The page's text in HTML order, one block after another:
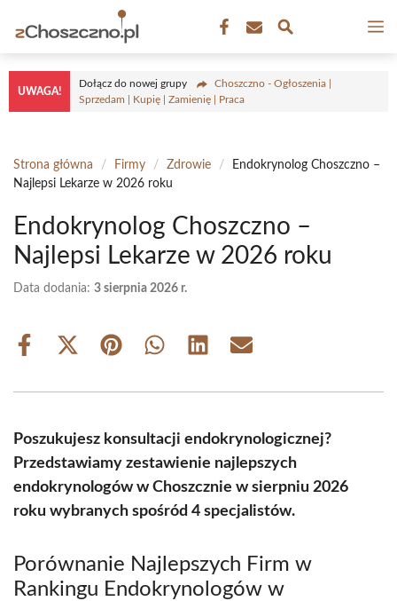
treści
UWAGA!
Dołącz do nowej grupy
Choszczno - Ogłoszenia |
Sprzedam | Kupię | Zamienię | Praca
Strona główna / Firmy / Zdrowie /
Endokrynolog Choszczno –
Najlepsi Lekarze w 2026 roku
Endokrynolog Choszczno –
Najlepsi Lekarze w 2026 roku
Data dodania: 3 sierpnia 2026 r.
Share
Share
(Twitter)
Share Share Share Share
Poszukujesz konsultacji endokrynologicznej?
Przedstawiamy zestawienie najlepszych
endokrynologów w Choszcznie w sierpniu 2026
roku wybranych spośród 4 specjalistów.
Porównanie Najlepszych Firm w
Rankingu Endokrynologów w